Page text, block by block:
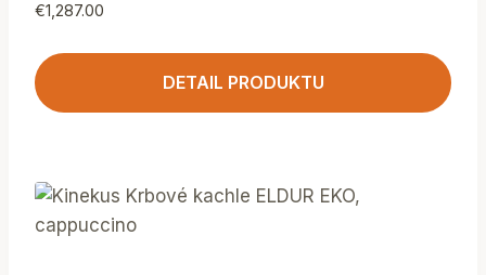
€1,287.00
DETAIL PRODUKTU